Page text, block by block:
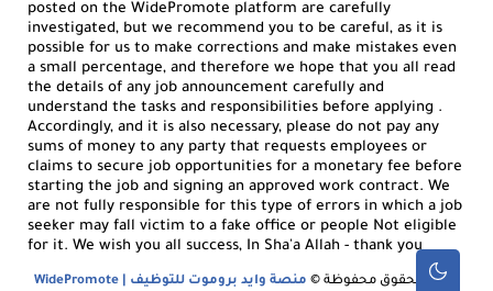
posted on the WidePromote platform are carefully
investigated, but we recommend you to be careful, as it is
possible for us to make corrections and make mistakes even
a small percentage, and therefore we hope that you all read
the details of any job announcement carefully and
understand the tasks and responsibilities before applying .
Accordingly, and it is also necessary, please do not pay any
sums of money to any party that requests employees or
claims to secure job opportunities for a monetary fee before
starting the job and signing an approved work contract. We
are not fully responsible for this type of errors in which a job
seeker may fall victim to a fake office or people Not eligible
for it. We wish you all success, In Sha'a Allah - thank you
جميع الحقوق محفوظة © منصة وايد بروموت للتوظيف | WidePromote